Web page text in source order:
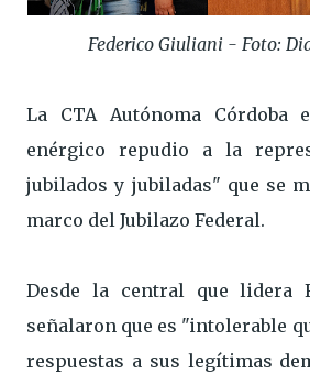
Federico Giuliani - Foto:
La CTA Autónoma Córdoba
enérgico repudio a la
jubilados y jubiladas" que se
marco del Jubilazo Federal.
Desde la central que lidera
señalaron que es "intolerable
respuestas a sus legítimas